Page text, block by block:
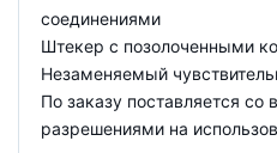
соединениями
Штекер с позолоченными
Незаменяемый
По заказу поставляется
разрешениями на